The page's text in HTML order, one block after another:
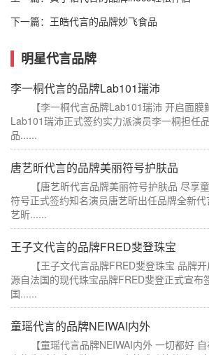
下一篇： 王皓代言的品牌妙飞食品
明星代言品牌
李一桐代言的品牌Lab101瑞沛
【李一桐代言品牌Lab101瑞沛 开启面膜
Lab101瑞沛正式签约实力派演员李一桐担任
品......
唐艺昕代言的品牌美丽符号护肤品
【唐艺昕代言品牌美丽符号护肤品 尽享
符号正式签约知名演员唐艺昕出任品牌全新
艺昕......
王子文代言的品牌FRED斐登珠宝
【王子文代言品牌FRED斐登珠宝 品牌
源自法国的现代珠宝品牌FRED斐登正式宣布
国......
童瑶代言的品牌NEIWAI内外
【童瑶代言品牌NEIWAI内外 一切都好